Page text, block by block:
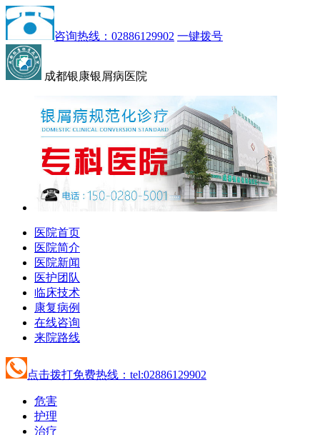
咨询热线：02886129902 一键拨号
成都银康银屑病医院
医院首页
医院简介
医院新闻
医护团队
临床技术
康复病例
在线咨询
来院路线
点击拨打免费热线：tel:02886129902
危害
护理
治疗